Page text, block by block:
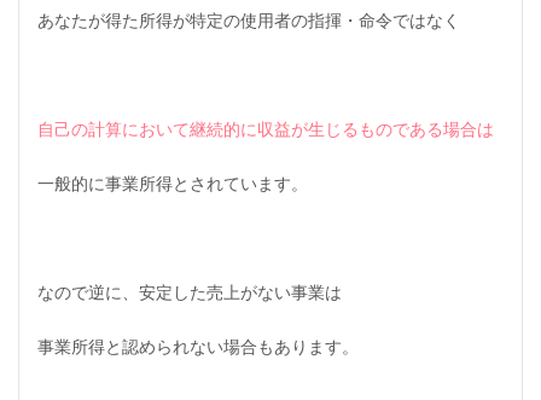
あなたが得た所得が特定の使用者の指揮・命令ではなく
自己の計算において継続的に収益が生じるものである場合は
一般的に事業所得とされています。
なので逆に、安定した売上がない事業は
事業所得と認められない場合もあります。